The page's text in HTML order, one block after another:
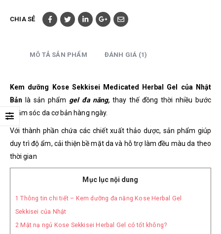
CHIA SẺ
MÔ TẢ SẢN PHẨM ĐÁNH GIÁ (1)
Kem dưỡng Kose Sekkisei Medicated Herbal Gel của Nhật
Bản là sản phẩm gel đa năng,thay thế đồng thời nhiều bước
chăm sóc da cơ bản hàng ngày.
Với thành phần chứa các chiết xuất thảo dược, sản phẩm giúp
duy trì độ ẩm, cải thiện bề mặt da và hỗ trợ làm đều màu da theo
thời gian
Mục lục nội dung
1 Thông tin chi tiết – Kem dưỡng đa năng Kose Herbal Gel
Sekkisei của Nhật
2 Mặt nạ ngủ Kose Sekkisei Herbal Gel có tốt không?